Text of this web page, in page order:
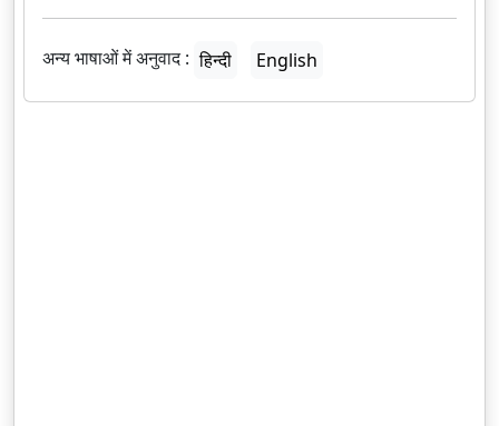
अन्य भाषाओं में अनुवाद : हिन्दी English